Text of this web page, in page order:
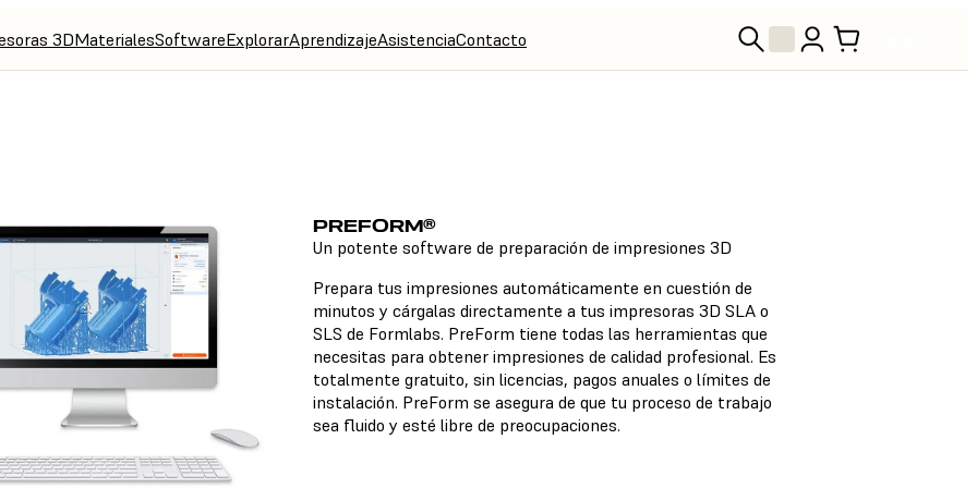
3DMaterialesSoftwareExplorarAprendizajeAsistenciaContacto
PREFORM®
Un potente software de preparación de impresiones 3D
Prepara tus impresiones automáticamente en cuestión de
minutos y cárgalas directamente a tus impresoras 3D SLA o
SLS de Formlabs. PreForm tiene todas las herramientas que
necesitas para obtener impresiones de calidad profesional. Es
totalmente gratuito, sin licencias, pagos anuales o límites de
instalación. PreForm se asegura de que tu proceso de trabajo
sea fluido y esté libre de preocupaciones.